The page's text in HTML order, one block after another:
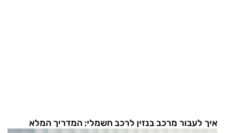
איך לעבור מרכב בנזין לרכב חשמלי: המדריך המלא